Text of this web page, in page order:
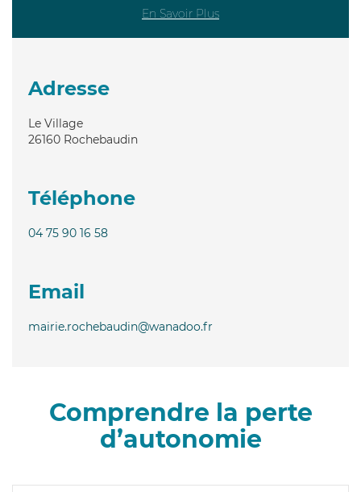
En Savoir Plus
Adresse
Le Village
26160 Rochebaudin
Téléphone
04 75 90 16 58
Email
mairie.rochebaudin@wanadoo.fr
Comprendre la perte
d’autonomie